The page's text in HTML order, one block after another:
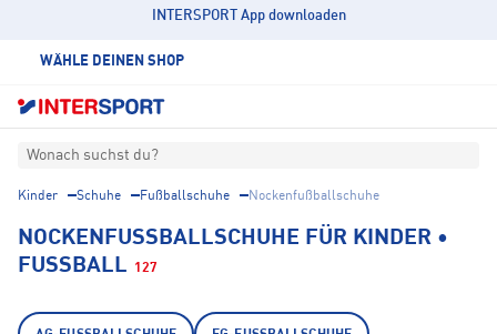
INTERSPORT App downloaden
WÄHLE DEINEN SHOP
Wonach suchst du?
Kinder Schuhe Fußballschuhe Nockenfußballschuhe
NOCKENFUSSBALLSCHUHE FÜR KINDER • F
USSBALL
127